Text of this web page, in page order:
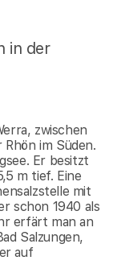
in der
zwischen
im Süden.
Er besitzt
m tief. Eine
mit
schon 1940 als
erfärt man an
Salzungen,
auf